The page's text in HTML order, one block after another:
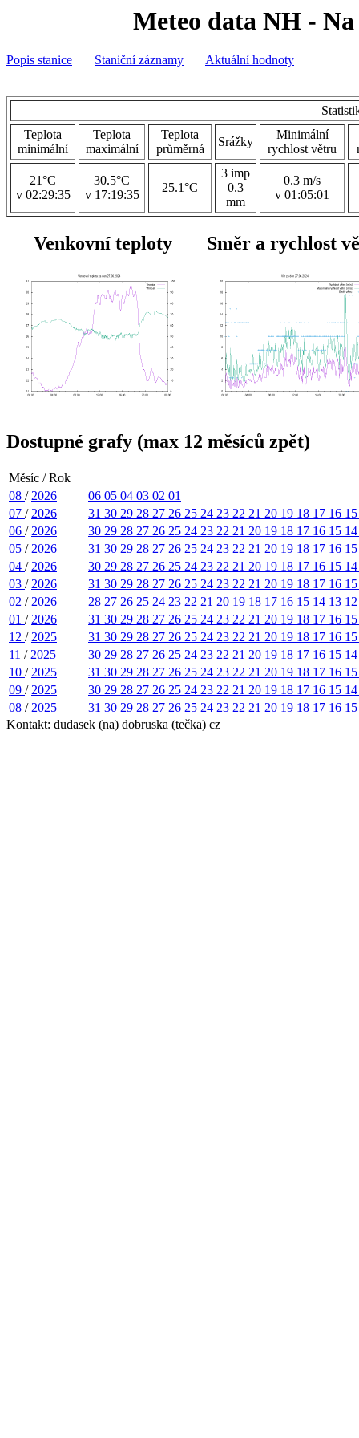
Meteo data NH - Na
Popis stanice Staniční záznamy Aktuální hodnoty
Teplota
minimální
Teplota
maximální
Teplota
průměrná
Srážky
Minimální
rychlost větru
21°C
v 02:29:35
30.5°C
v 17:19:35
25.1°C
3 imp
0.3
mm
0.3 m/s
v 01:05:01
Venkovní teploty Směr a rychlost
Dostupné grafy (max 12 měsíců zpět)
Měsíc / Rok
08 / 2026 06 05 04 03 02 01
07 / 2026 31 30 29 28 27 26 25 24 23 22 21 20 19 18 17 16
06 / 2026 30 29 28 27 26 25 24 23 22 21 20 19 18 17 16 15
05 / 2026 31 30 29 28 27 26 25 24 23 22 21 20 19 18 17 16
04 / 2026 30 29 28 27 26 25 24 23 22 21 20 19 18 17 16 15
03 / 2026 31 30 29 28 27 26 25 24 23 22 21 20 19 18 17 16
02 / 2026 28 27 26 25 24 23 22 21 20 19 18 17 16 15 14 13
01 / 2026 31 30 29 28 27 26 25 24 23 22 21 20 19 18 17 16
12 / 2025 31 30 29 28 27 26 25 24 23 22 21 20 19 18 17 16
11 / 2025 30 29 28 27 26 25 24 23 22 21 20 19 18 17 16 15
10 / 2025 31 30 29 28 27 26 25 24 23 22 21 20 19 18 17 16
09 / 2025 30 29 28 27 26 25 24 23 22 21 20 19 18 17 16 15
08 / 2025 31 30 29 28 27 26 25 24 23 22 21 20 19 18 17 16
Kontakt: dudasek (na) dobruska (tečka) cz